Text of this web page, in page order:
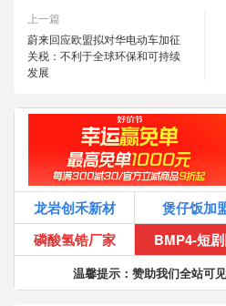
上一篇
蔚来回应欧盟拟对华电动车加征
关税：不利于全球环保和可持续
发展
龙岩创禾新材 煲仔饭加
磷酸氢锆厂家
BMP4-短
温馨提示：赞助我们全站可